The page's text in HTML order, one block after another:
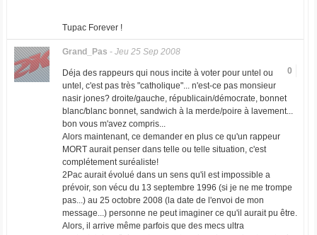
Tupac Forever !
Grand_Pas - Jeu 25 Sep 2008
0
Déja des rappeurs qui nous incite à voter pour untel ou
untel, c'est pas très "catholique"... n'est-ce pas monsieur
nasir jones? droite/gauche, républicain/démocrate, bonnet
blanc/blanc bonnet, sandwich à la merde/poire à lavement...
bon vous m'avez compris...
Alors maintenant, ce demander en plus ce qu'un rappeur
MORT aurait penser dans telle ou telle situation, c'est
complétement suréaliste!
2Pac aurait évolué dans un sens qu'il est impossible a
prévoir, son vécu du 13 septembre 1996 (si je ne me trompe
pas...) au 25 octobre 2008 (la date de l'envoi de mon
message...) personne ne peut imaginer ce qu'il aurait pu être.
Alors, il arrive même parfois que des mecs ultra